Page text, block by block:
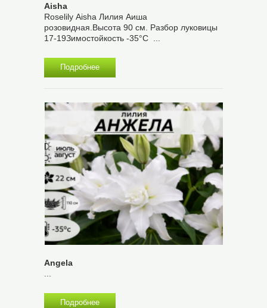
Aisha
Roselily Aisha Лилия Аиша
розовидная.Высота 90 см. Разбор луковицы
17-19Зимостойкость -35°С ...
Подробнее
Angela
...
Подробнее